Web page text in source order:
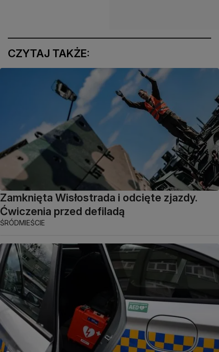
CZYTAJ TAKŻE:
Zamknięta Wisłostrada i odcięte zjazdy.
Ćwiczenia przed defiladą
ŚRÓDMIEŚCIE